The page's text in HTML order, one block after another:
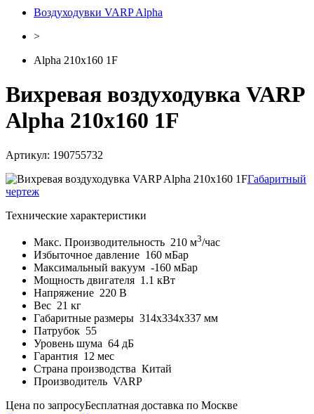
Воздуходувки VARP Alpha
>
Alpha 210x160 1F
Вихревая воздуходувка VARP
Alpha 210x160 1F
Артикул: 190755732
Габаритный
чертеж
Технические характеристики
Макс. Производительность 210 м3/час
Избыточное давление 160 мБар
Максимальный вакуум -160 мБар
Мощность двигателя 1.1 кВт
Напряжение 220 В
Вес 21 кг
Габаритные размеры 314x334x337 мм
Патрубок 55
Уровень шума 64 дБ
Гарантия 12 мес
Страна производства Китай
Производитель VARP
Цена по запросуБесплатная доставка по Москве